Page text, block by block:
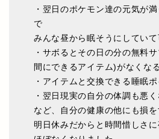
・翌日のポケモン達の元気が
で
みんな昼から眠そうにしてい
・サボるとその日の分の無料
間にできるアイテム)がなくな
・アイテムと交換できる睡眠
・翌日現実の自分の体調も悪く
など、自分の健康の他にも損
明日休みだからと時間惜しさ